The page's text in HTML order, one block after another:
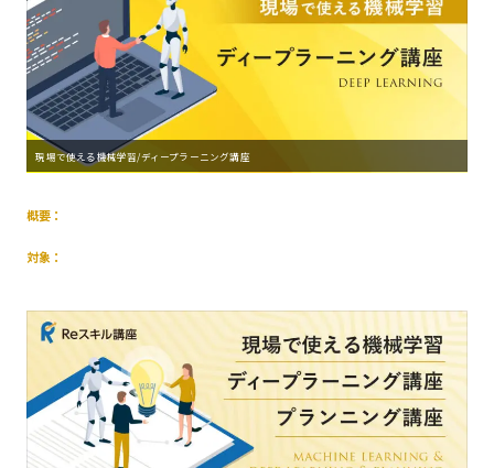
現場で使える機械学習/ディープラーニング講座
概要：
対象：